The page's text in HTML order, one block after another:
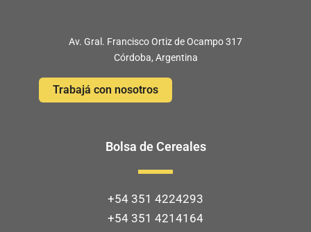
Av. Gral. Francisco Ortiz de Ocampo 317
Córdoba, Argentina
Trabajá con nosotros
Bolsa de Cereales
+54 351 4224293
+54 351 4214164